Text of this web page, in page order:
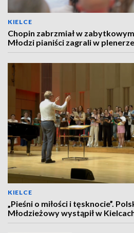
KIELCE
Chopin zabrzmiał w
Młodzi pianiści zagrali w plenerze
KIELCE
„Pieśni o miłości i tęsknocie”.
Młodzieżowy wystąpił w